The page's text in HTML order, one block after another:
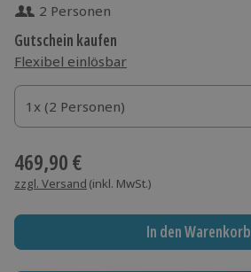
2 Personen
Gutschein kaufen
Flexibel einlösbar
1x (2 Personen)
1x (2 Personen)
1x (2 Personen)
469,90 €
zzgl. Versand (inkl. MwSt.)
In den Warenkorb